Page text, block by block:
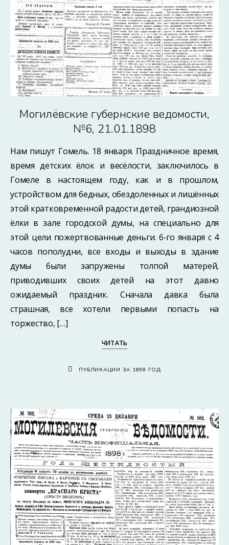
Могилёвские губернские ведомости,
№6, 21.01.1898
Нам пишут Гомель. 18 января. Праздничное время,
время детских ёлок и весёлости, заключилось в
Гомеле в настоящем году, как и в прошлом,
устройством для бедных, обездоленных и лишённых
этой кратковременной радости детей, грандиозной
ёлки в зале городской думы, на специально для
этой цели пожертвованные деньги. 6-го января с 4
часов пополудни, все входы и выходы в здание
думы были запружены толпой матерей,
приводивших своих детей на этот давно
ожидаемый праздник. Сначала давка была
страшная, все хотели первыми попасть на
торжество, […]
ЧИТАТЬ
ПУБЛИКАЦИИ ЗА 1898 ГОД